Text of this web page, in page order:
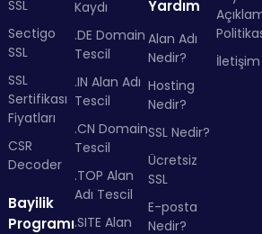
SSL
Sectigo
SSL
SSL
Sertifikası
Fiyatları
CSR
Decoder
Bayilik
Programı
Kaydı
.DE Domain
Tescil
.IN Alan Adı
Tescil
.CN Domain
Tescil
.TOP Alan
Adı Tescil
.SITE Alan
Yardım
Alan Adı
Nedir?
Hosting
Nedir?
SSL Nedir?
Ücretsiz
SSL
E-posta
Nedir?
İletişim